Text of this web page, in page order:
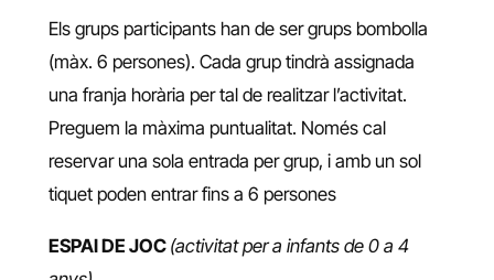
Els grups participants han de ser grups bombolla
(màx. 6 persones). Cada grup tindrà assignada
una franja horària per tal de realitzar l’activitat.
Preguem la màxima puntualitat. Només cal
reservar una sola entrada per grup, i amb un sol
tiquet poden entrar fins a 6 persones
ESPAI DE JOC (activitat per a infants de 0 a 4